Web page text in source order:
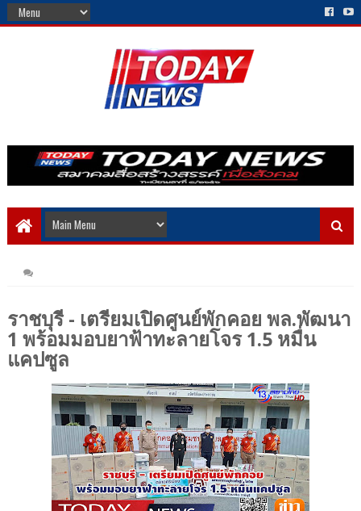
ราชบุรี - เตรียมเปิดศูนย์พักคอย พล.พัฒนา
1 พร้อมมอบยาฟ้าทะลายโจร 1.5 หมื่น
แคปซูล